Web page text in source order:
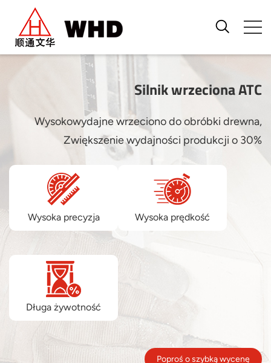
Silnik wrzeciona ATC
Wysokowydajne wrzeciono do obróbki drewna,
Zwiększenie wydajności produkcji o 30%
Wysoka precyzja Wysoka prędkość
Długa żywotność
Poproś o szybką wycenę